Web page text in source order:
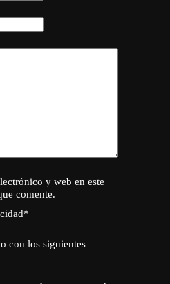
y web en este
comente.
*
con los siguientes